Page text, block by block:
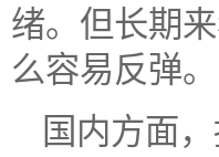
绪。但长期
么容易反弹。
国内方面